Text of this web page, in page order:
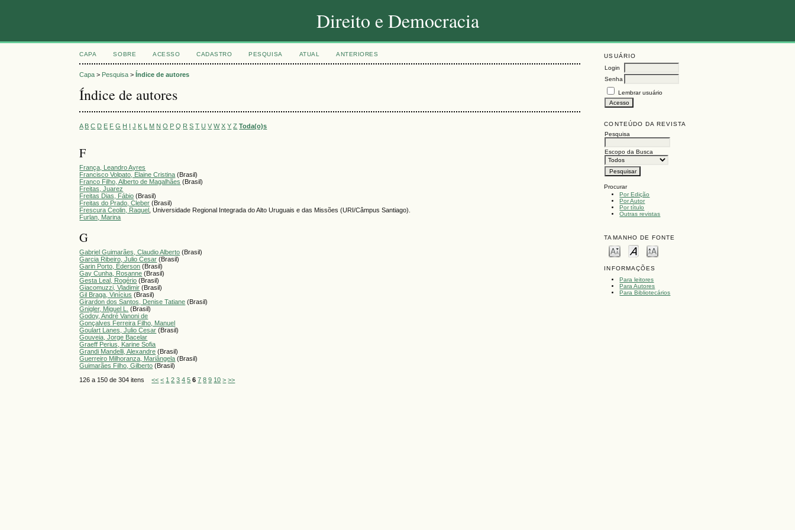
Direito e Democracia
USUÁRIO
Login
Senha
Lembrar usuário
CONTEÚDO DA REVISTA
Pesquisa
Escopo da Busca
Procurar
Por Edição
Por Autor
Por título
Outras revistas
TAMANHO DE FONTE
INFORMAÇÕES
Para leitores
Para Autores
Para Bibliotecários
CAPA SOBRE ACESSO CADASTRO PESQUISA ATUAL ANTERIORES
Capa > Pesquisa >Índice de autores
Índice de autores
A B C D E F G H I J K L M N O P Q R S T U V W X Y Z Toda(o)s
F
França, Leandro Ayres
Francisco Volpato, Elaine Cristina (Brasil)
Franco Filho, Alberto de Magalhães (Brasil)
Freitas, Juarez
Freitas Dias, Fábio (Brasil)
Freitas do Prado, Cleber (Brasil)
Frescura Ceolin, Raquel
, Universidade Regional Integrada do Alto Uruguais e das Missões (URI/Câmpus Santiago).
Furlan, Marina
G
Gabriel Guimarães, Claudio Alberto (Brasil)
Garcia Ribeiro, Julio Cesar (Brasil)
Garin Porto, Éderson (Brasil)
Gay Cunha, Rosanne (Brasil)
Gesta Leal, Rogério (Brasil)
Giacomuzzi, Vladimir (Brasil)
Gil Braga, Vinícius (Brasil)
Girardon dos Santos, Denise Tatiane (Brasil)
Gnigler, Miguel L. (Brasil)
Godoy, André Vanoni de
Gonçalves Ferreira Filho, Manuel
Goulart Lanes, Julio Cesar (Brasil)
Gouveia, Jorge Bacelar
Graeff Perius, Karine Sofia
Grandi Mandelli, Alexandre (Brasil)
Guerreiro Milhoranza, Mariângela (Brasil)
Guimarães Filho, Gilberto (Brasil)
126 a 150 de 304 itens<< < 1 2 3 4 5 6 7 8 9 10 > >>